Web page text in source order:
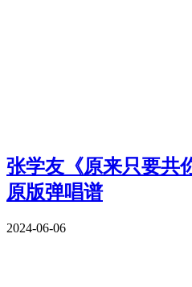
张学友《原来只要共
原版弹唱谱
2024-06-06